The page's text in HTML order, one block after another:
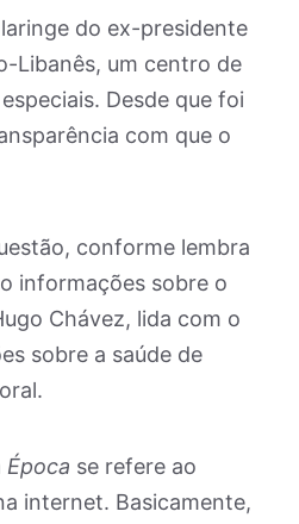
do ex-presidente
Libanês, um centro de
Desde que foi
com que o
conforme lembra
informações sobre o
Chávez, lida com o
sobre a saúde de
Época se refere ao
internet. Basicamente,